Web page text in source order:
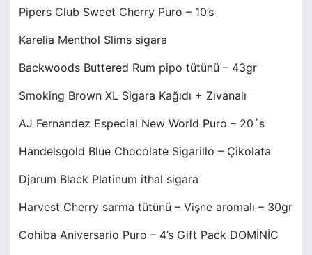
Pipers Club Sweet Cherry Puro – 10’s
Karelia Menthol Slims sigara
Backwoods Buttered Rum pipo tütünü – 43gr
Smoking Brown XL Sigara Kağıdı + Zıvanalı
AJ Fernandez Especial New World Puro – 20´s
Handelsgold Blue Chocolate Sigarillo – Çikolata
Djarum Black Platinum ithal sigara
Harvest Cherry sarma tütünü – Vişne aromalı – 30gr
Cohiba Aniversario Puro – 4’s Gift Pack DOMİNİC